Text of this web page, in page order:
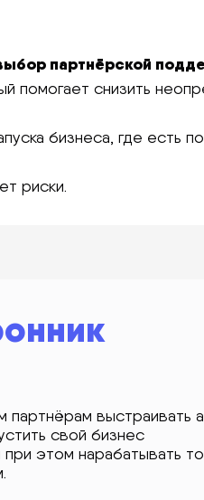
партнёрской
помогает снизить
бизнеса, где
риски.
партнёрам выстраивать
свой бизнес
этом нарабатывать